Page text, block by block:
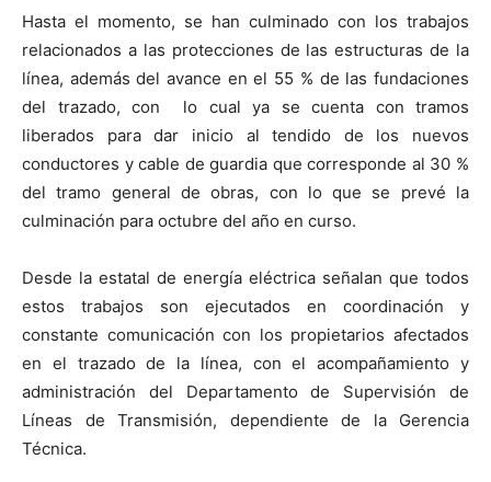
Hasta el momento, se han culminado con los trabajos
relacionados a las protecciones de las estructuras de la
línea, además del avance en el 55 % de las fundaciones
del trazado, con lo cual ya se cuenta con tramos
liberados para dar inicio al tendido de los nuevos
conductores y cable de guardia que corresponde al 30 %
del tramo general de obras, con lo que se prevé la
culminación para octubre del año en curso.
Desde la estatal de energía eléctrica señalan que todos
estos trabajos son ejecutados en coordinación y
constante comunicación con los propietarios afectados
en el trazado de la línea, con el acompañamiento y
administración del Departamento de Supervisión de
Líneas de Transmisión, dependiente de la Gerencia
Técnica.